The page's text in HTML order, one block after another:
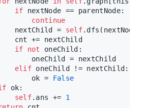
if nextNode == parentNode:
continue
nextChild =
self.dfs(nextNode,
cnt += nextChild
if
not
oneChild:
oneChild = nextChild
elif oneChild != nextChild:
ok =
False
ok:
self.ans += 1